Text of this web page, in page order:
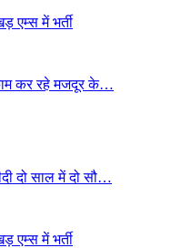
एम्स में भर्ती
कर रहे मजदूर के…
दो साल में दो सौ…
एम्स में भर्ती